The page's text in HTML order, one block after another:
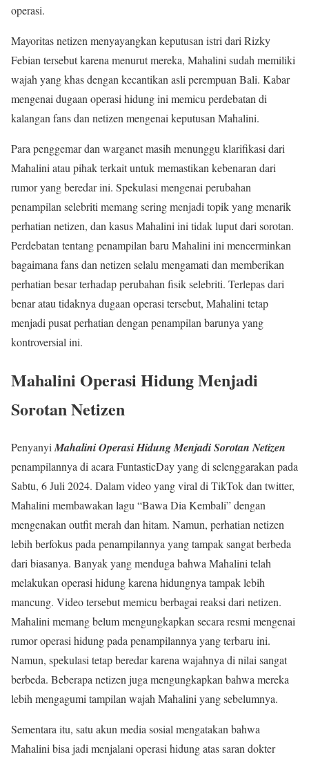
operasi.
Mayoritas netizen menyayangkan keputusan istri dari Rizky
Febian tersebut karena menurut mereka, Mahalini sudah memiliki
wajah yang khas dengan kecantikan asli perempuan Bali. Kabar
mengenai dugaan operasi hidung ini memicu perdebatan di
kalangan fans dan netizen mengenai keputusan Mahalini.
Para penggemar dan warganet masih menunggu klarifikasi dari
Mahalini atau pihak terkait untuk memastikan kebenaran dari
rumor yang beredar ini. Spekulasi mengenai perubahan
penampilan selebriti memang sering menjadi topik yang menarik
perhatian netizen, dan kasus Mahalini ini tidak luput dari sorotan.
Perdebatan tentang penampilan baru Mahalini ini mencerminkan
bagaimana fans dan netizen selalu mengamati dan memberikan
perhatian besar terhadap perubahan fisik selebriti. Terlepas dari
benar atau tidaknya dugaan operasi tersebut, Mahalini tetap
menjadi pusat perhatian dengan penampilan barunya yang
kontroversial ini.
Mahalini Operasi Hidung Menjadi
Sorotan Netizen
PenyanyiMahalini Operasi Hidung Menjadi Sorotan Netizen
penampilannya di acara FuntasticDay yang di selenggarakan pada
Sabtu, 6 Juli 2024. Dalam video yang viral di TikTok dan twitter,
Mahalini membawakan lagu “Bawa Dia Kembali” dengan
mengenakan outfit merah dan hitam. Namun, perhatian netizen
lebih berfokus pada penampilannya yang tampak sangat berbeda
dari biasanya. Banyak yang menduga bahwa Mahalini telah
melakukan operasi hidung karena hidungnya tampak lebih
mancung. Video tersebut memicu berbagai reaksi dari netizen.
Mahalini memang belum mengungkapkan secara resmi mengenai
rumor operasi hidung pada penampilannya yang terbaru ini.
Namun, spekulasi tetap beredar karena wajahnya di nilai sangat
berbeda. Beberapa netizen juga mengungkapkan bahwa mereka
lebih mengagumi tampilan wajah Mahalini yang sebelumnya.
Sementara itu, satu akun media sosial mengatakan bahwa
Mahalini bisa jadi menjalani operasi hidung atas saran dokter